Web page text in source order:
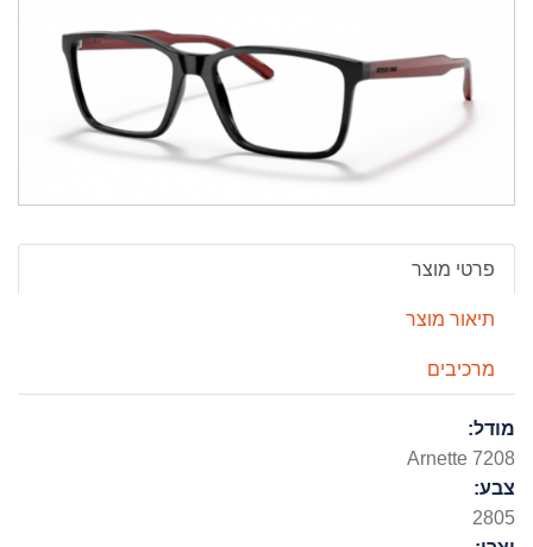
פרטי מוצר
תיאור מוצר
מרכיבים
מודל:
Arnette 7208
צבע:
2805